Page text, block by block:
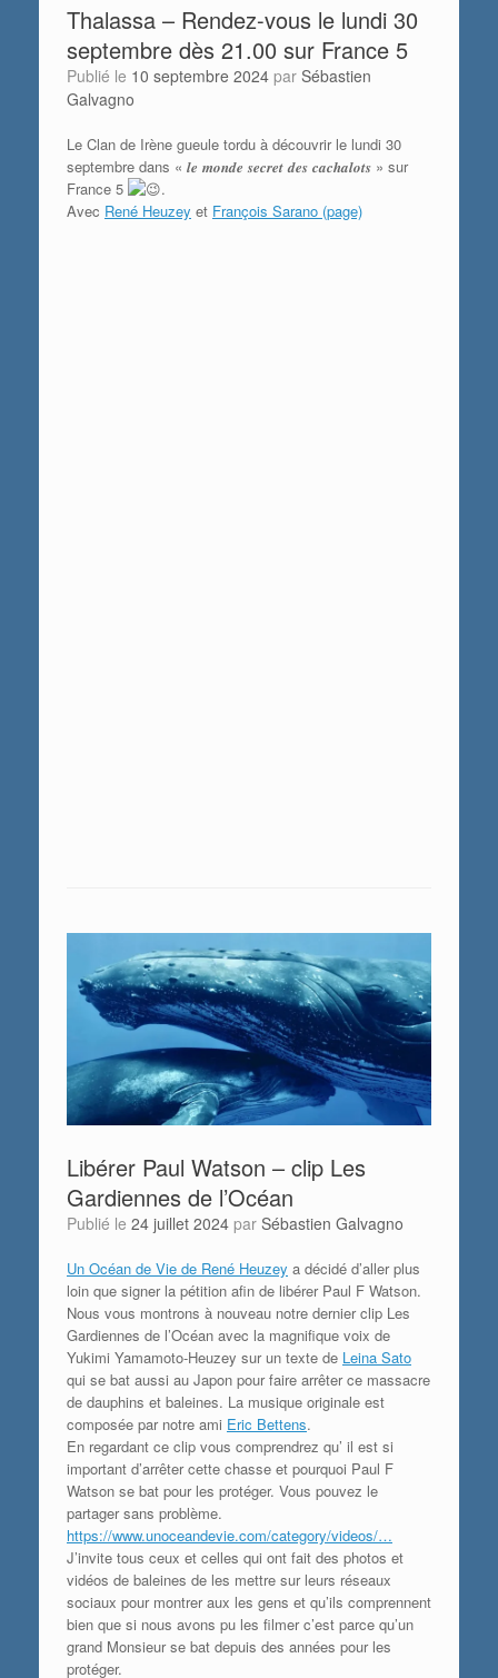
Thalassa – Rendez-vous le lundi 30
septembre dès 21.00 sur France 5
Publié le 10 septembre 2024 par Sébastien
Galvagno
Le Clan de Irène gueule tordu à découvrir le lundi 30
septembre dans « 𝒍𝒆 𝒎𝒐𝒏𝒅𝒆 𝒔𝒆𝒄𝒓𝒆𝒕 𝒅𝒆𝒔 𝒄𝒂𝒄𝒉𝒂𝒍𝒐𝒕𝒔 » sur
France 5
.
Avec René Heuzey et François Sarano (page)
Libérer Paul Watson – clip Les
Gardiennes de l’Océan
Publié le 24 juillet 2024 par Sébastien Galvagno
Un Océan de Vie de René Heuzey a décidé d’aller plus
loin que signer la pétition afin de libérer Paul F Watson.
Nous vous montrons à nouveau notre dernier clip Les
Gardiennes de l’Océan avec la magnifique voix de
Yukimi Yamamoto-Heuzey sur un texte de Leina Sato
qui se bat aussi au Japon pour faire arrêter ce massacre
de dauphins et baleines. La musique originale est
composée par notre ami Eric Bettens.
En regardant ce clip vous comprendrez qu’ il est si
important d’arrêter cette chasse et pourquoi Paul F
Watson se bat pour les protéger. Vous pouvez le
partager sans problème.
https://www.unoceandevie.com/category/videos/…
J’invite tous ceux et celles qui ont fait des photos et
vidéos de baleines de les mettre sur leurs réseaux
sociaux pour montrer aux les gens et qu’ils comprennent
bien que si nous avons pu les filmer c’est parce qu’un
grand Monsieur se bat depuis des années pour les
protéger.